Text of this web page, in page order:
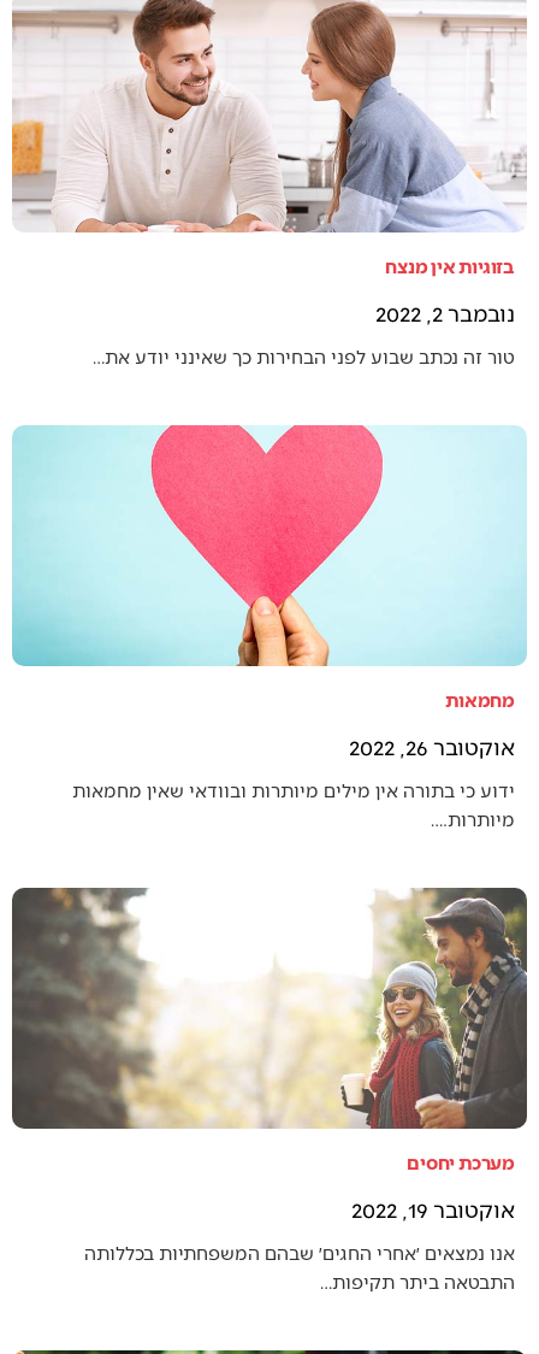
בזוגיות אין מנצח
נובמבר 2, 2022
טור זה נכתב שבוע לפני הבחירות כך שאינני יודע את…
מחמאות
אוקטובר 26, 2022
ידוע כי בתורה אין מילים מיותרות ובוודאי שאין מחמאות
מיותרות.…
מערכת יחסים
אוקטובר 19, 2022
אנו נמצאים ׳אחרי החגים׳ שבהם המשפחתיות בכללותה
התבטאה ביתר תקיפות…